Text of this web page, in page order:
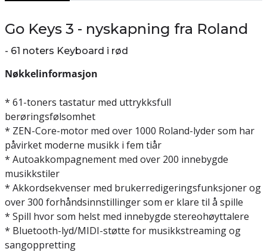
Go Keys 3 - nyskapning fra Roland
- 61 noters Keyboard i rød
Nøkkelinformasjon
* 61-toners tastatur med uttrykksfull
berøringsfølsomhet
* ZEN-Core-motor med over 1000 Roland-lyder som har
påvirket moderne musikk i fem tiår
* Autoakkompagnement med over 200 innebygde
musikkstiler
* Akkordsekvenser med brukerredigeringsfunksjoner og
over 300 forhåndsinnstillinger som er klare til å spille
* Spill hvor som helst med innebygde stereohøyttalere
* Bluetooth-lyd/MIDI-støtte for musikkstreaming og
sangoppretting